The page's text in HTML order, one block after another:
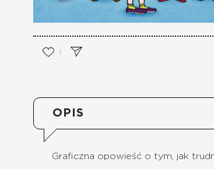
1
OPIS
Graficzna opowieść o tym, jak